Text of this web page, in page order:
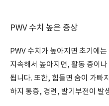
PWV 수치 높은 증상
PWV 수치가 높아지면 초기에
지속해서 높아지면, 활동 중이
됩니다. 또한, 힘들면 숨이 가빠
하지 통증, 경련, 발기부전이 발